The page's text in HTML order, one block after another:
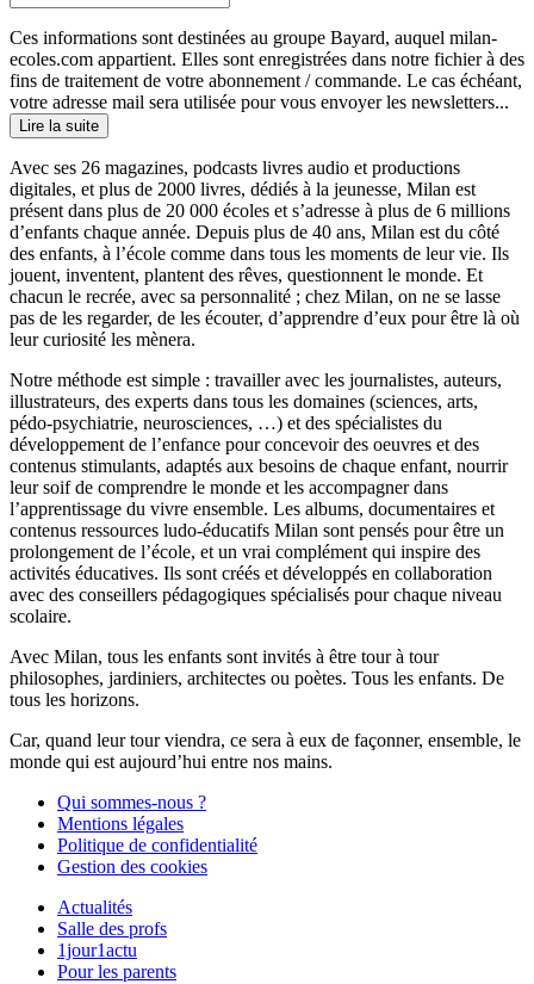
Ces informations sont destinées au groupe Bayard, auquel milan-
ecoles.com appartient. Elles sont enregistrées dans notre fichier à des
fins de traitement de votre abonnement / commande. Le cas échéant,
votre adresse mail sera utilisée pour vous envoyer les newsletters...
Lire la suite
Avec ses 26 magazines, podcasts livres audio et productions
digitales, et plus de 2000 livres, dédiés à la jeunesse, Milan est
présent dans plus de 20 000 écoles et s’adresse à plus de 6 millions
d’enfants chaque année. Depuis plus de 40 ans, Milan est du côté
des enfants, à l’école comme dans tous les moments de leur vie. Ils
jouent, inventent, plantent des rêves, questionnent le monde. Et
chacun le recrée, avec sa personnalité ; chez Milan, on ne se lasse
pas de les regarder, de les écouter, d’apprendre d’eux pour être là où
leur curiosité les mènera.
Notre méthode est simple : travailler avec les journalistes, auteurs,
illustrateurs, des experts dans tous les domaines (sciences, arts,
pédo-psychiatrie, neurosciences, …) et des spécialistes du
développement de l’enfance pour concevoir des oeuvres et des
contenus stimulants, adaptés aux besoins de chaque enfant, nourrir
leur soif de comprendre le monde et les accompagner dans
l’apprentissage du vivre ensemble. Les albums, documentaires et
contenus ressources ludo-éducatifs Milan sont pensés pour être un
prolongement de l’école, et un vrai complément qui inspire des
activités éducatives. Ils sont créés et développés en collaboration
avec des conseillers pédagogiques spécialisés pour chaque niveau
scolaire.
Avec Milan, tous les enfants sont invités à être tour à tour
philosophes, jardiniers, architectes ou poètes. Tous les enfants. De
tous les horizons.
Car, quand leur tour viendra, ce sera à eux de façonner, ensemble, le
monde qui est aujourd’hui entre nos mains.
Qui sommes-nous ?
Mentions légales
Politique de confidentialité
Gestion des cookies
Actualités
Salle des profs
1jour1actu
Pour les parents